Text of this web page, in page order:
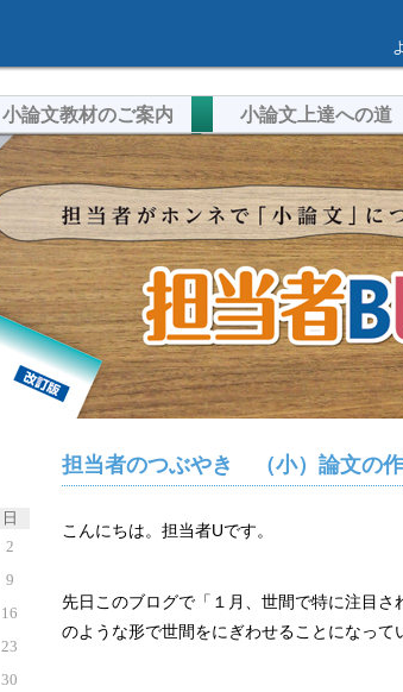
小論文教材のご案内 小論文上達への道
日
2
9
16
23
30
担当者のつぶやき （小）論文の
こんにちは。担当者Uです。
先日このブログで「１月、世間で特に注目さ
のような形で世間をにぎわせることになって